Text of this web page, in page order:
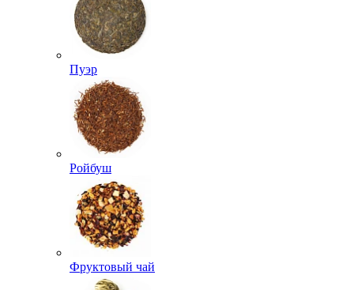
Пуэр
Ройбуш
Фруктовый чай